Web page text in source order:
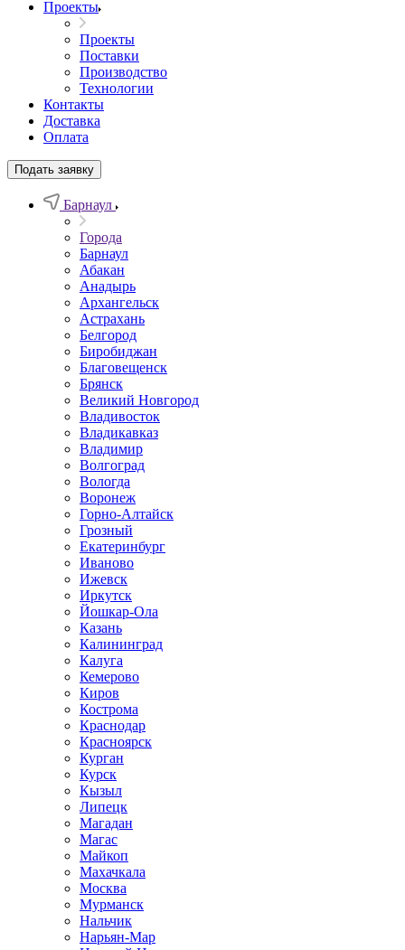
Проекты
Проекты
Поставки
Производство
Технологии
Контакты
Доставка
Оплата
Подать заявку
Барнаул
Города
Барнаул
Абакан
Анадырь
Архангельск
Астрахань
Белгород
Биробиджан
Благовещенск
Брянск
Великий Новгород
Владивосток
Владикавказ
Владимир
Волгоград
Вологда
Воронеж
Горно-Алтайск
Грозный
Екатеринбург
Иваново
Ижевск
Иркутск
Йошкар-Ола
Казань
Калининград
Калуга
Кемерово
Киров
Кострома
Краснодар
Красноярск
Курган
Курск
Кызыл
Липецк
Магадан
Магас
Майкоп
Махачкала
Москва
Мурманск
Нальчик
Нарьян-Мар